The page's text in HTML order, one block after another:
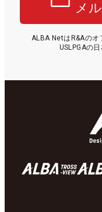
メ
ALBA NetはR&Aの
USLPGAの